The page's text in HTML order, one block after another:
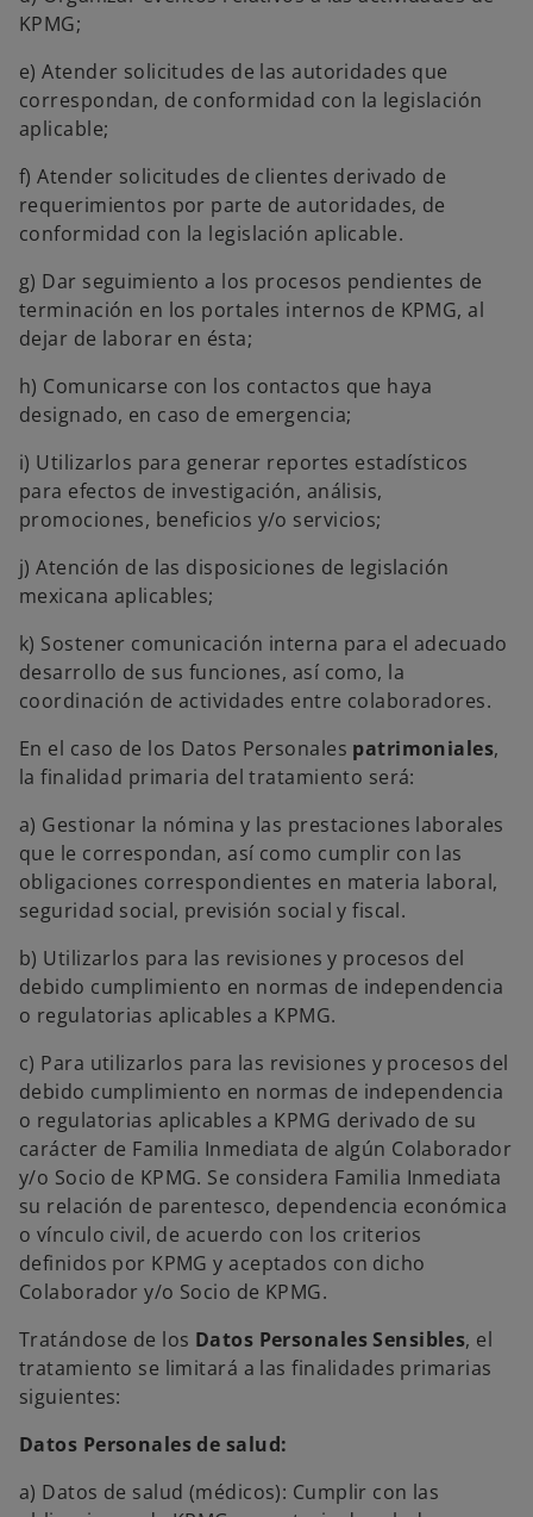
KPMG;
e) Atender solicitudes de las autoridades que
correspondan, de conformidad con la legislación
aplicable;
f) Atender solicitudes de clientes derivado de
requerimientos por parte de autoridades, de
conformidad con la legislación aplicable.
g) Dar seguimiento a los procesos pendientes de
terminación en los portales internos de KPMG, al
dejar de laborar en ésta;
h) Comunicarse con los contactos que haya
designado, en caso de emergencia;
i) Utilizarlos para generar reportes estadísticos
para efectos de investigación, análisis,
promociones, beneficios y/o servicios;
j) Atención de las disposiciones de legislación
mexicana aplicables;
k) Sostener comunicación interna para el adecuado
desarrollo de sus funciones, así como, la
coordinación de actividades entre colaboradores.
En el caso de los Datos Personales patrimoniales,
la finalidad primaria del tratamiento será:
a) Gestionar la nómina y las prestaciones laborales
que le correspondan, así como cumplir con las
obligaciones correspondientes en materia laboral,
seguridad social, previsión social y fiscal.
b) Utilizarlos para las revisiones y procesos del
debido cumplimiento en normas de independencia
o regulatorias aplicables a KPMG.
c) Para utilizarlos para las revisiones y procesos del
debido cumplimiento en normas de independencia
o regulatorias aplicables a KPMG derivado de su
carácter de Familia Inmediata de algún Colaborador
y/o Socio de KPMG. Se considera Familia Inmediata
su relación de parentesco, dependencia económica
o vínculo civil, de acuerdo con los criterios
definidos por KPMG y aceptados con dicho
Colaborador y/o Socio de KPMG.
Tratándose de los Datos Personales Sensibles, el
tratamiento se limitará a las finalidades primarias
siguientes:
Datos Personales de salud:
a) Datos de salud (médicos): Cumplir con las